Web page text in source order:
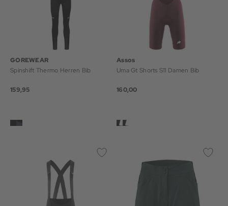
GOREWEAR
Spinshift Thermo Herren Bib
159,95
Assos
Uma Gt Shorts S11 Damen Bib
160,00